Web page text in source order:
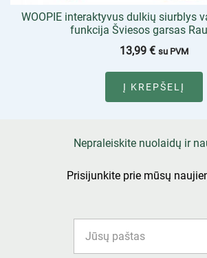
WOOPIE interaktyvus dulkių siurblys
funkcija Šviesos garsas
13,99 € su PVM
Į KREPŠELĮ
Nepraleiskite nuolaidų ir
Prisijunkite prie mūsų